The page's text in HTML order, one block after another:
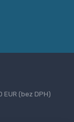
EUR (bez DPH)